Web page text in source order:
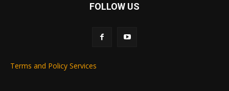
FOLLOW US
Terms and Policy Services